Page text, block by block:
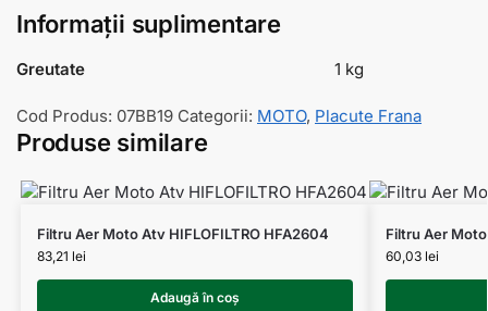
Informații suplimentare
Greutate 1 kg
Cod Produs: 07BB19 Categorii: MOTO, Placute Frana
Produse similare
Filtru Aer Moto Atv HIFLOFILTRO HFA2604
83,21 lei
Adaugă în coș
Filtru Aer
60,03 lei